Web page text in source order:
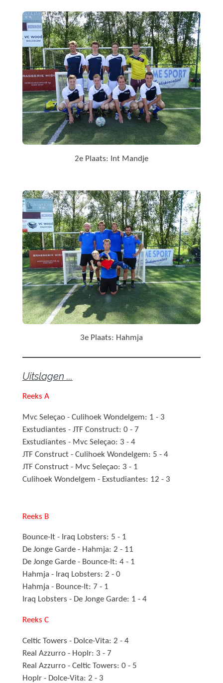
2e Plaats: Int Mandje
3e Plaats: Hahmja
Uitslagen ...
Reeks A
Mvc Seleçao - Culihoek Wondelgem: 1 - 3
Exstudiantes - JTF Construct: 0 - 7
Exstudiantes - Mvc Seleçao: 3 - 4
JTF Construct - Culihoek Wondelgem: 5 - 4
JTF Construct - Mvc Seleçao: 3 - 1
Culihoek Wondelgem - Exstudiantes: 12 - 3
Reeks B
Bounce-It - Iraq Lobsters: 5 - 1
De Jonge Garde - Hahmja: 2 - 11
De Jonge Garde - Bounce-It: 4 - 1
Hahmja - Iraq Lobsters: 2 - 0
Hahmja - Bounce-It: 7 - 1
Iraq Lobsters - De Jonge Garde: 1 - 4
Reeks C
Celtic Towers - Dolce-Vita: 2 - 4
Real Azzurro - Hoplr: 3 - 7
Real Azzurro - Celtic Towers: 0 - 5
Hoplr - Dolce-Vita: 2 - 3